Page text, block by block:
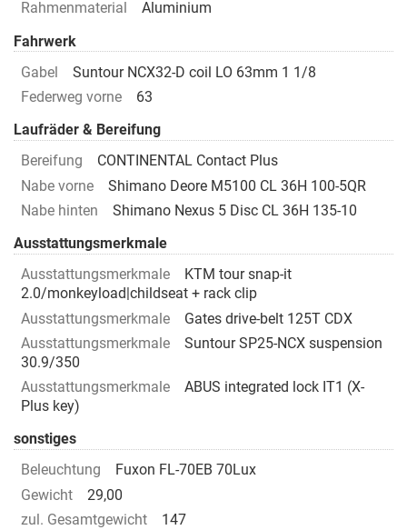
Rahmenmaterial
Aluminium
Fahrwerk
Gabel
Suntour NCX32-D coil LO 63mm 1 1/8
Federweg vorne
63
Laufräder & Bereifung
Bereifung
CONTINENTAL Contact Plus
Nabe vorne
Shimano Deore M5100 CL 36H 100-5QR
Nabe hinten
Shimano Nexus 5 Disc CL 36H 135-10
Ausstattungsmerkmale
Ausstattungsmerkmale
KTM tour snap-it
2.0/monkeyload|childseat + rack clip
Ausstattungsmerkmale
Gates drive-belt 125T CDX
Ausstattungsmerkmale
Suntour SP25-NCX suspension
30.9/350
Ausstattungsmerkmale
ABUS integrated lock IT1 (X-
Plus key)
sonstiges
Beleuchtung
Fuxon FL-70EB 70Lux
Gewicht
29,00
zul. Gesamtgewicht
147